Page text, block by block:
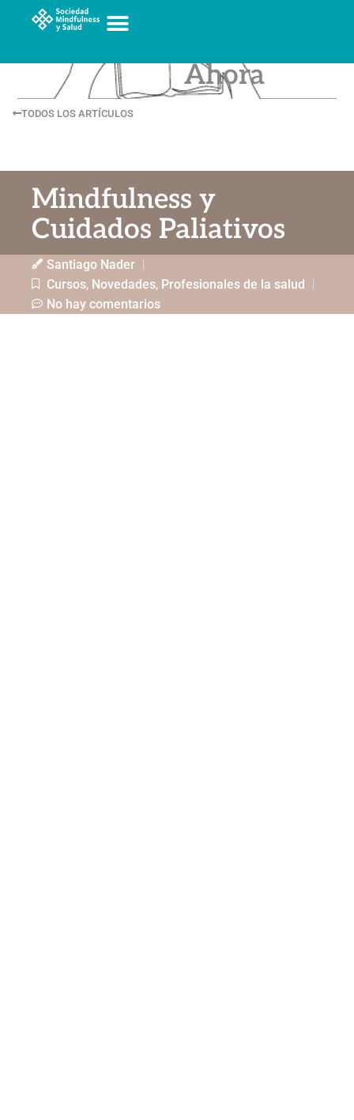
Ahora
TODOS LOS ARTÍCULOS
Mindfulness y
Cuidados Paliativos
Santiago Nader
Cursos, Novedades, Profesionales de la salud
No hay comentarios